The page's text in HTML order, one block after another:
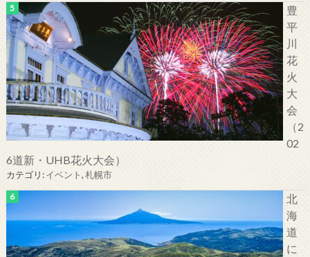
豊
平
川
花
火
大
会
（2
02
6道新・UHB花火大会）
カテゴリ:イベント,札幌市
北
海
道
に